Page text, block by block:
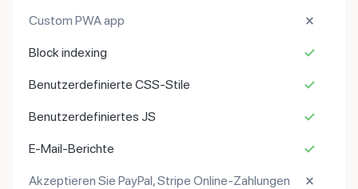
Custom PWA app
Block indexing
Benutzerdefinierte CSS-Stile
Benutzerdefiniertes JS
E-Mail-Berichte
Akzeptieren Sie PayPal, Stripe Online-Zahlungen